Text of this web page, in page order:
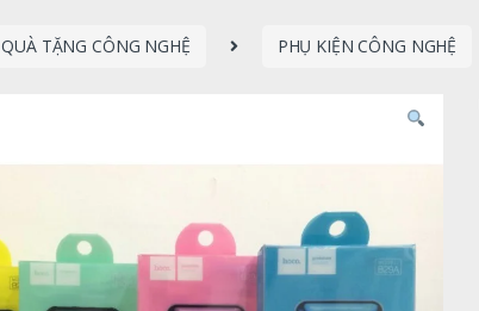
QUÀ TẶNG CÔNG NGHỆ PHỤ KIỆN CÔNG NGHỆ